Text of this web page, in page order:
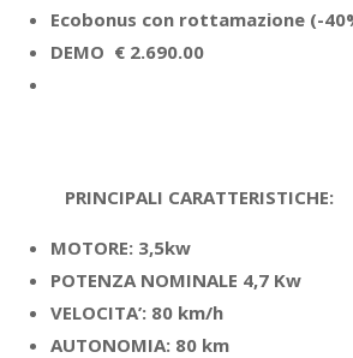
Ecobonus con rottamazione (-
DEMO € 2.690.00
PRINCIPALI CARATTERISTICHE:
MOTORE: 3,5kw
POTENZA NOMINALE 4,7 Kw
VELOCITA’: 80 km/h
AUTONOMIA: 80 km